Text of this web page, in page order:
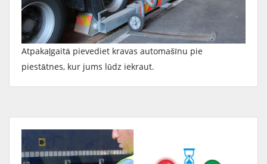
Atpakaļgaitā pievediet kravas automašīnu pie
piestātnes, kur jums lūdz iekraut.